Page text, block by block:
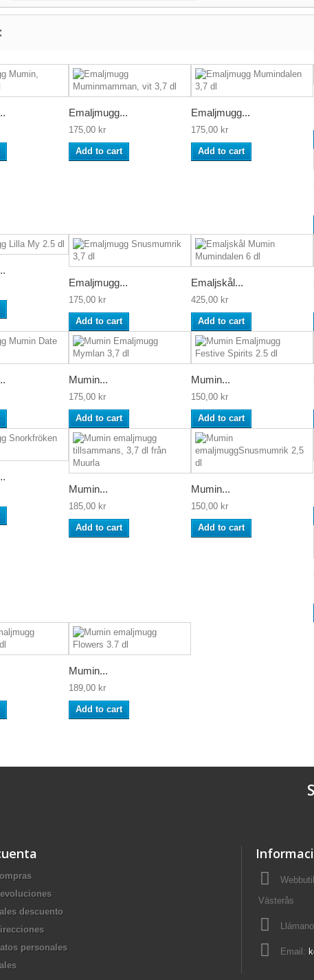
Emaljmugg...
175,00 kr
Add to cart
Emaljmugg...
175,00 kr
Add to cart
Emaljmugg...
175,00 kr
Add to cart
Emaljskål...
425,00 kr
Add to cart
Mumin...
175,00 kr
Add to cart
Mumin...
150,00 kr
Add to cart
Mumin...
185,00 kr
Add to cart
Mumin...
150,00 kr
Add to cart
Mumin...
189,00 kr
Add to cart
descuento
personales
Västerås
Email: